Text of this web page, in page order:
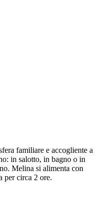
familiare e accogliente a
in salotto, in bagno o in
Melina si alimenta con
per circa 2 ore.